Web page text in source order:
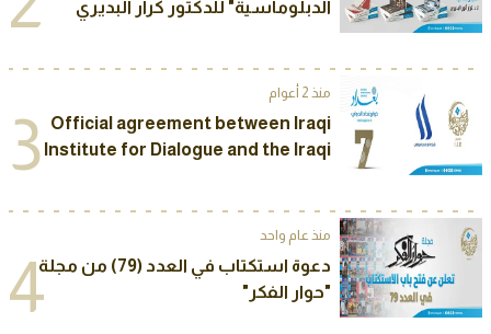
الدبلوماسية" للدكتور كرار البديري
منذ 2 أعوام
3 Official agreement between Iraqi
Institute for Dialogue and the Iraqi
Conference of “Baghdad Dialogue”
منذ عام واحد
4دعوة استكتاب في العدد (79) من مجلة
"حوار الفكر"